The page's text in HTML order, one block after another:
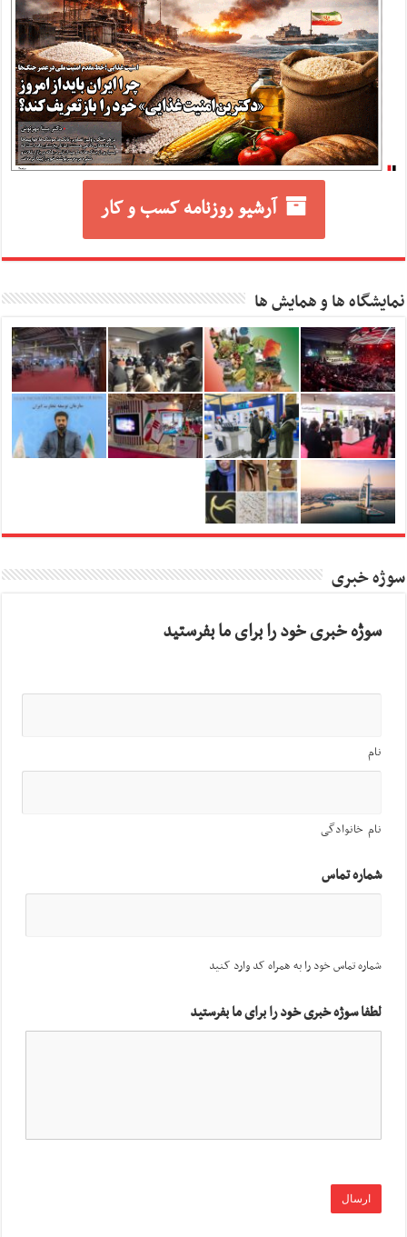
آرشیو روزنامه کسب و کار
نمایشگاه ها و همایش ها
سوژه خبری
سوژه خبری خود را برای ما بفرستید
نام
نام خانوادگی
شماره تماس
شماره تماس خود را به همراه کد وارد کنید
لطفا سوژه خبری خود را برای ما بفرستید